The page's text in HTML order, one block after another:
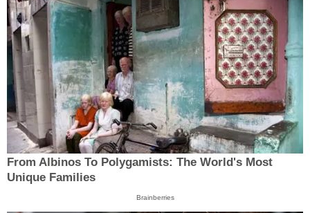
From Albinos To Polygamists: The World's Most
Unique Families
Brainberries